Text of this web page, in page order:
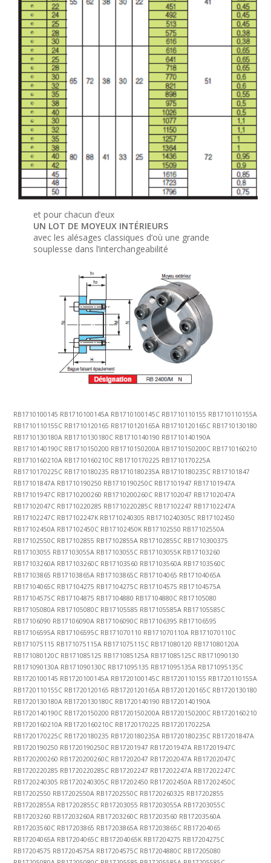
et pour chacun d’eux
UN LOT DE MOYEUX INTÉRIEURS
avec les alésages classiques d’où une grande
souplesse dans l’interchangeabilité
RB1710100145 RB1710100145A RB1710100145C RB1710110155 RB1710110155A
RB1710110155C RB1710120165 RB1710120165A RB1710120165C RB1710130180
RB1710130180A RB1710130180C RB1710140190 RB1710140190A
RB1710140190C RB1710150200 RB1710150200A RB1710150200C RB1710160210
RB1710160210A RB1710160210C RB1710170225 RB1710170225A
RB1710170225C RB1710180235 RB1710180235A RB1710180235C RB17101847
RB17101847A RB1710190250 RB1710190250C RB17101947 RB17101947A
RB17101947C RB1710200260 RB1710200260C RB17102047 RB17102047A
RB17102047C RB1710220285 RB1710220285C RB17102247 RB17102247A
RB17102247C RB17102247K RB1710240305 RB1710240305C RB17102450
RB17102450A RB17102450C RB17102450K RB17102550 RB17102550A
RB17102550C RB17102855 RB17102855A RB17102855C RB1710300375
RB17103055 RB17103055A RB17103055C RB17103055K RB17103260
RB17103260A RB17103260C RB17103560 RB17103560A RB17103560C
RB17103865 RB17103865A RB17103865C RB17104065 RB17104065A
RB17104065C RB17104275 RB17104275C RB17104575 RB17104575A
RB17104575C RB17104875 RB17104880 RB17104880C RB17105080
RB17105080A RB17105080C RB17105585 RB17105585A RB17105585C
RB17106090 RB17106090A RB17106090C RB17106395 RB17106595
RB17106595A RB17106595C RB171070110 RB171070110A RB171070110C
RB171075115 RB171075115A RB171075115C RB171080120 RB171080120A
RB171080120C RB171085125 RB171085125A RB171085125C RB171090130
RB171090130A RB171090130C RB171095135 RB171095135A RB171095135C
RB1720100145 RB1720100145A RB1720100145C RB1720110155 RB1720110155A
RB1720110155C RB1720120165 RB1720120165A RB1720120165C RB1720130180
RB1720130180A RB1720130180C RB1720140190 RB1720140190A
RB1720140190C RB1720150200 RB1720150200A RB1720150200C RB1720160210
RB1720160210A RB1720160210C RB1720170225 RB1720170225A
RB1720170225C RB1720180235 RB1720180235A RB1720180235C RB17201847A
RB1720190250 RB1720190250C RB17201947 RB17201947A RB17201947C
RB1720200260 RB1720200260C RB17202047 RB17202047A RB17202047C
RB1720220285 RB1720220285C RB17202247 RB17202247A RB17202247C
RB1720240305 RB1720240305C RB17202450 RB17202450A RB17202450C
RB17202550 RB17202550A RB17202550C RB1720260325 RB17202855
RB17202855A RB17202855C RB17203055 RB17203055A RB17203055C
RB17203260 RB17203260A RB17203260C RB17203560 RB17203560A
RB17203560C RB17203865 RB17203865A RB17203865C RB17204065
RB17204065A RB17204065C RB17204065K RB17204275 RB17204275C
RB17204575 RB17204575A RB17204575C RB17204880C RB17205080